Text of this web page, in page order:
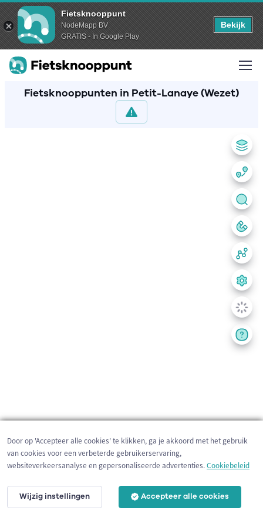
Fietsknooppunt
NodeMapp BV
GRATIS - In Google Play
Bekijk
Fietsknooppunten in Petit-Lanaye (Wezet)
200 m
Door op 'Accepteer alle cookies' te klikken, ga je akkoord met het gebruik
van cookies voor een verbeterde gebruikerservaring,
websiteverkeersanalyse en gepersonaliseerde advertenties.Cookiebeleid
Wijzig instellingen Accepteer alle cookies